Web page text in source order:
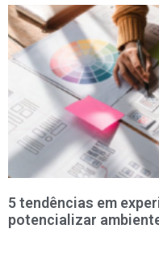
5 tendências em
potencializar